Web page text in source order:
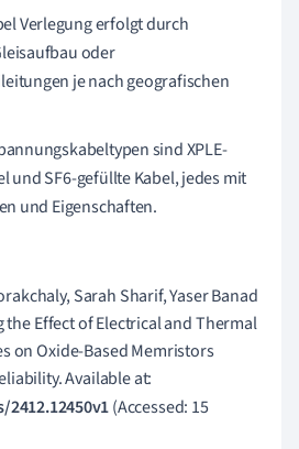
Verlegung erfolgt durch
oder
je nach geografischen
sind XPLE-
und SF6-gefüllte Kabel, jedes mit
und Eigenschaften.
Sarah Sharif, Yaser Banad
the Effect of Electrical and Thermal
on Oxide-Based Memristors
Available at:
(Accessed: 15